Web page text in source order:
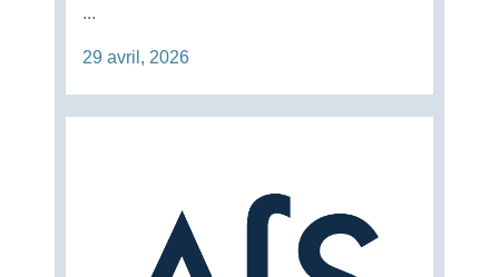
...
29 avril, 2026